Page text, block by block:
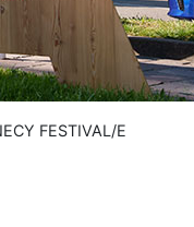
FESTIVAL/E